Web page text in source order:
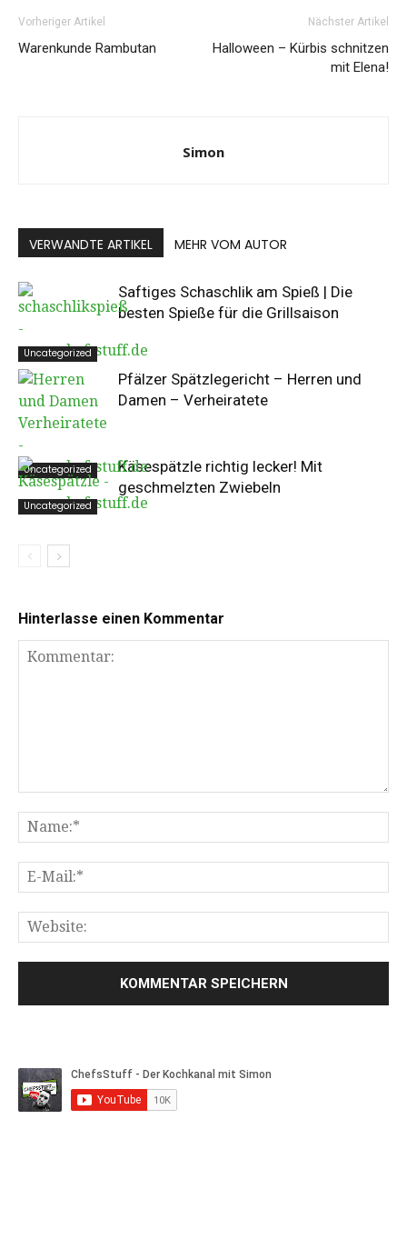
Vorheriger Artikel
Warenkunde Rambutan
Nächster Artikel
Halloween – Kürbis schnitzen
mit Elena!
Simon
VERWANDTE ARTIKEL MEHR VOM AUTOR
Uncategorized
Saftiges Schaschlik am Spieß | Die
besten Spieße für die Grillsaison
Uncategorized
Pfälzer Spätzlegericht – Herren und
Damen – Verheiratete
Uncategorized
Käsespätzle richtig lecker! Mit
geschmelzten Zwiebeln
Hinterlasse einen Kommentar